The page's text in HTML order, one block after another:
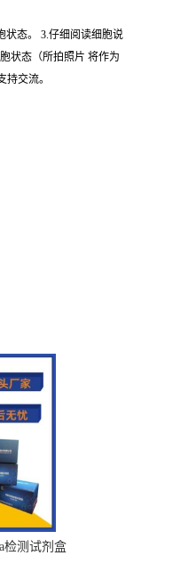
状态。 3.仔细阅读细胞说
状态（所拍照片 将作为
交流。
检测试剂盒